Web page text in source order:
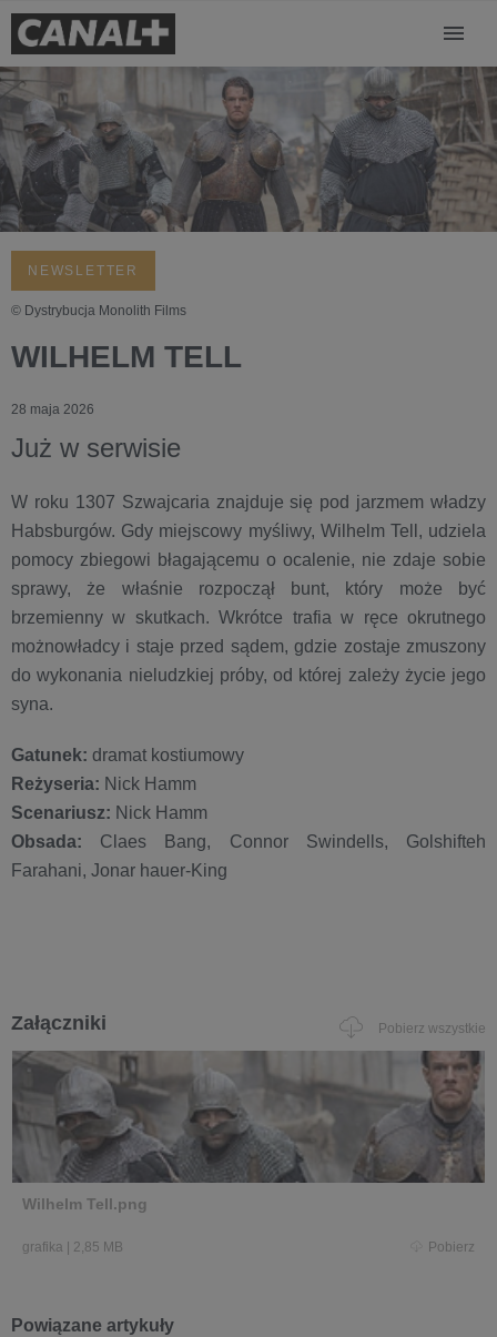
NEWSLETTER
© Dystrybucja Monolith Films
WILHELM TELL
28 maja 2026
Już w serwisie
W roku 1307 Szwajcaria znajduje się pod jarzmem władzy
Habsburgów. Gdy miejscowy myśliwy, Wilhelm Tell, udziela
pomocy zbiegowi błagającemu o ocalenie, nie zdaje sobie
sprawy, że właśnie rozpoczął bunt, który może być
brzemienny w skutkach. Wkrótce trafia w ręce okrutnego
możnowładcy i staje przed sądem, gdzie zostaje zmuszony
do wykonania nieludzkiej próby, od której zależy życie jego
syna.
Gatunek: dramat kostiumowy
Reżyseria: Nick Hamm
Scenariusz: Nick Hamm
Obsada: Claes Bang, Connor Swindells, Golshifteh
Farahani, Jonar hauer-King
Załączniki Pobierz wszystkie
Wilhelm Tell.png
grafika 2,85 MB Pobierz
Powiązane artykuły